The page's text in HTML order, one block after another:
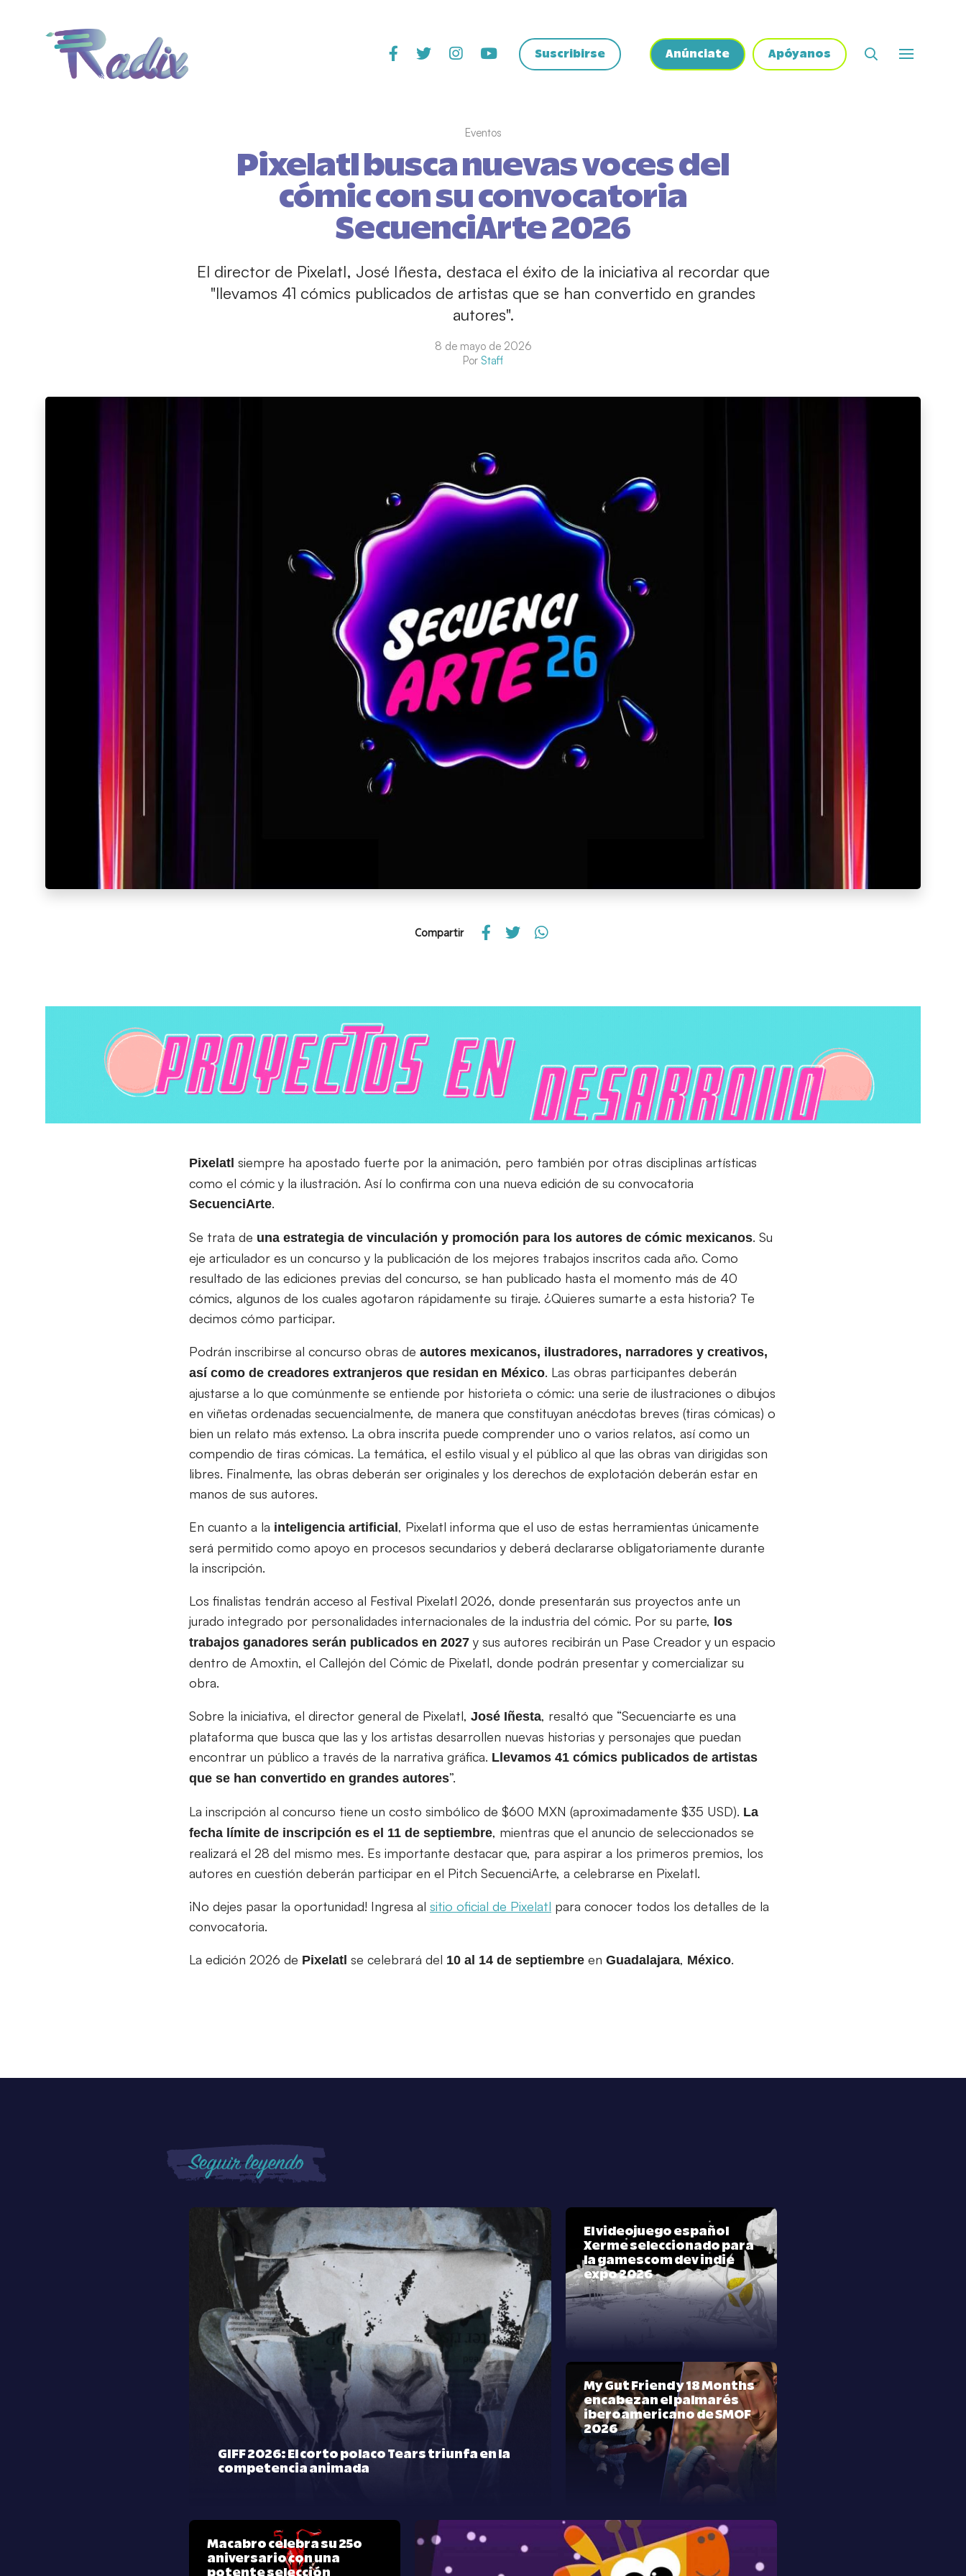
Suscribirse Anúnciate Apóyanos
Eventos
Pixelatl busca nuevas voces del
cómic con su convocatoria
SecuenciArte 2026
El director de Pixelatl, José Iñesta, destaca el éxito de la iniciativa al recordar que
"llevamos 41 cómics publicados de artistas que se han convertido en grandes
autores".
8 de mayo de 2026
Por Staff
Compartir
Pixelatl siempre ha apostado fuerte por la animación, pero también por otras disciplinas artísticas
como el cómic y la ilustración. Así lo confirma con una nueva edición de su convocatoria
SecuenciArte.
Se trata de una estrategia de vinculación y promoción para los autores de cómic mexicanos. Su
eje articulador es un concurso y la publicación de los mejores trabajos inscritos cada año. Como
resultado de las ediciones previas del concurso, se han publicado hasta el momento más de 40
cómics, algunos de los cuales agotaron rápidamente su tiraje. ¿Quieres sumarte a esta historia? Te
decimos cómo participar.
Podrán inscribirse al concurso obras de autores mexicanos, ilustradores, narradores y creativos,
así como de creadores extranjeros que residan en México. Las obras participantes deberán
ajustarse a lo que comúnmente se entiende por historieta o cómic: una serie de ilustraciones o dibujos
en viñetas ordenadas secuencialmente, de manera que constituyan anécdotas breves (tiras cómicas) o
bien un relato más extenso. La obra inscrita puede comprender uno o varios relatos, así como un
compendio de tiras cómicas. La temática, el estilo visual y el público al que las obras van dirigidas son
libres. Finalmente, las obras deberán ser originales y los derechos de explotación deberán estar en
manos de sus autores.
En cuanto a la inteligencia artificial, Pixelatl informa que el uso de estas herramientas únicamente
será permitido como apoyo en procesos secundarios y deberá declararse obligatoriamente durante
la inscripción.
Los finalistas tendrán acceso al Festival Pixelatl 2026, donde presentarán sus proyectos ante un
jurado integrado por personalidades internacionales de la industria del cómic. Por su parte, los
trabajos ganadores serán publicados en 2027 y sus autores recibirán un Pase Creador y un espacio
dentro de Amoxtin, el Callejón del Cómic de Pixelatl, donde podrán presentar y comercializar su
obra.
Sobre la iniciativa, el director general de Pixelatl, José Iñesta, resaltó que “Secuenciarte es una
plataforma que busca que las y los artistas desarrollen nuevas historias y personajes que puedan
encontrar un público a través de la narrativa gráfica. Llevamos 41 cómics publicados de artistas
que se han convertido en grandes autores”.
La inscripción al concurso tiene un costo simbólico de $600 MXN (aproximadamente $35 USD). La
fecha límite de inscripción es el 11 de septiembre, mientras que el anuncio de seleccionados se
realizará el 28 del mismo mes. Es importante destacar que, para aspirar a los primeros premios, los
autores en cuestión deberán participar en el Pitch SecuenciArte, a celebrarse en Pixelatl.
¡No dejes pasar la oportunidad! Ingresa al sitio oficial de Pixelatl para conocer todos los detalles de la
convocatoria.
La edición 2026 de Pixelatl se celebrará del 10 al 14 de septiembre en Guadalajara, México.
Seguir leyendo
GIFF 2026: El corto polaco Tears triunfa en la
competencia animada
El videojuego español
Xerme seleccionado para
la gamescom dev indie
expo 2026
My Gut Friend y 18 Months
encabezan el palmarés
iberoamericano de SMOF
2026
Macabro celebra su 25º
aniversario con una
potente selección